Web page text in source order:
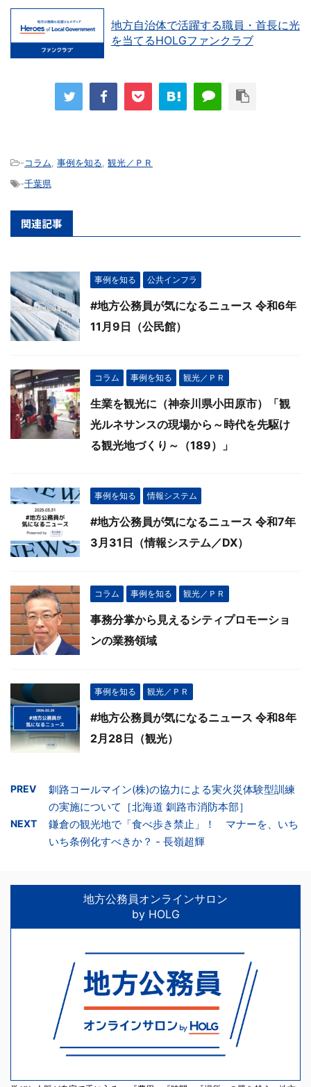
地方自治体で活躍する職員・首長に光
を当てるHOLGファンクラブ
-コラム 事例を知る 観光／ＰＲ
-千葉県
関連記事
事例を知る 公共インフラ
#地方公務員が気になるニュース 令和6年
11月9日（公民館）
コラム 事例を知る 観光／ＰＲ
生業を観光に（神奈川県小田原市）「観
光ルネサンスの現場から～時代を先駆け
る観光地づくり～（189）」
事例を知る 情報システム
#地方公務員が気になるニュース 令和7年
3月31日（情報システム／DX）
コラム 事例を知る 観光／ＰＲ
事務分掌から見えるシティプロモーショ
ンの業務領域
事例を知る 観光／ＰＲ
#地方公務員が気になるニュース 令和8年
2月28日（観光）
PREV
釧路コールマイン(株)の協力による実火災体験型訓練
の実施について［北海道 釧路市消防本部］
NEXT
鎌倉の観光地で「食べ歩き禁止」！ マナーを、いち
いち条例化すべきか？ - 長嶺超輝
地方公務員オンラインサロン
by HOLG